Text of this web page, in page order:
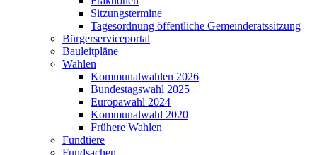
Sitzungstermine
Tagesordnung öffentliche Gemeinderatssitzung
Bürgerserviceportal
Bauleitpläne
Wahlen
Kommunalwahlen 2026
Bundestagswahl 2025
Europawahl 2024
Kommunalwahl 2020
Frühere Wahlen
Fundtiere
Fundsachen